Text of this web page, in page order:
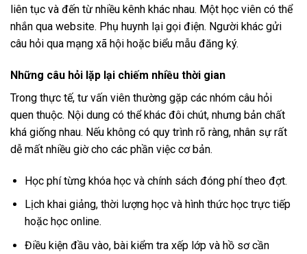
liên tục và đến từ nhiều kênh khác nhau. Một học viên có thể
nhắn qua website. Phụ huynh lại gọi điện. Người khác gửi
câu hỏi qua mạng xã hội hoặc biểu mẫu đăng ký.
Những câu hỏi lặp lại chiếm nhiều thời gian
Trong thực tế, tư vấn viên thường gặp các nhóm câu hỏi
quen thuộc. Nội dung có thể khác đôi chút, nhưng bản chất
khá giống nhau. Nếu không có quy trình rõ ràng, nhân sự rất
dễ mất nhiều giờ cho các phần việc cơ bản.
Học phí từng khóa học và chính sách đóng phí theo đợt.
Lịch khai giảng, thời lượng học và hình thức học trực tiếp
hoặc học online.
Điều kiện đầu vào, bài kiểm tra xếp lớp và hồ sơ cần